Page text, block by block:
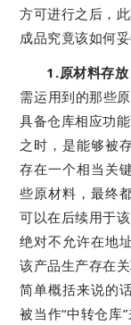
方可进行之后，
成品究竟该如何
1.原材料存放
需运用到的那些
具备仓库相应功
之时，是能够被
存在一个相当关
些原材料，最终
可以在后续用于
绝对不允许在地
该产品生产存在
简单概括来说的
被当作“中转仓库